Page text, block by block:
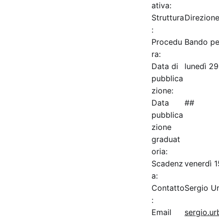
ativa:
Struttura
:
Procedu
ra:
Bando
Data di
pubblica
zione:
lunedì
Data
pubblica
zione
graduat
oria:
##
Scadenz
a:
venerdì
Contatto
:
Sergio
Email